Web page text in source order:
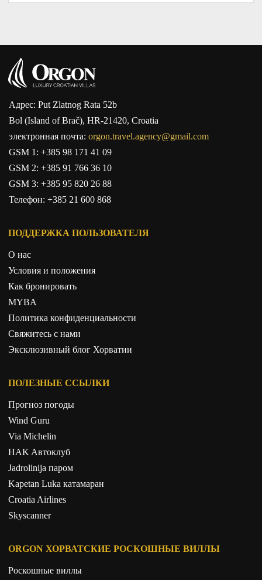
Адрес: Put Zlatnog Rata 52b
Bol (Island of Brač), HR-21420, Croatia
электронная почта:orgon.travel.agency@gmail.com
GSM 1:+385 98 171 41 09
GSM 2:+385 91 766 36 10
GSM 3:+385 95 820 26 88
Телефон:+385 21 600 868
ПОДДЕРЖКА ПОЛЬЗОВАТЕЛЯ
О нас
Условия и положения
Как бронировать
MYBA
Политика конфиденциальности
Свяжитесь с нами
Эксклюзивный блог Хорватии
ПОЛЕЗНЫЕ ССЫЛКИ
Прогноз погоды
Wind Guru
Via Michelin
HAK Aвтоклуб
Jadrolinija паром
Kapetan Luka катамаран
Croatia Airlines
Skyscanner
ORGON ХОРВАТСКИЕ РОСКОШНЫЕ ВИЛЛЫ
Роскошные виллы